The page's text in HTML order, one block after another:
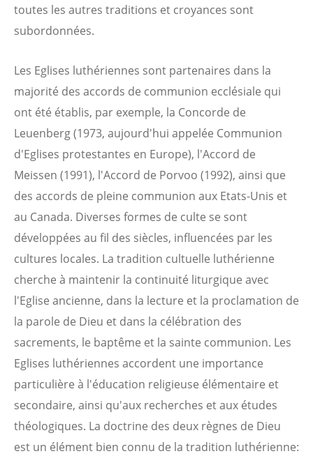
toutes les autres traditions et croyances sont
subordonnées.
Les Eglises luthériennes sont partenaires dans la
majorité des accords de communion ecclésiale qui
ont été établis, par exemple, la Concorde de
Leuenberg (1973, aujourd'hui appelée Communion
d'Eglises protestantes en Europe), l'Accord de
Meissen (1991), l'Accord de Porvoo (1992), ainsi que
des accords de pleine communion aux Etats-Unis et
au Canada. Diverses formes de culte se sont
développées au fil des siècles, influencées par les
cultures locales. La tradition cultuelle luthérienne
cherche à maintenir la continuité liturgique avec
l'Eglise ancienne, dans la lecture et la proclamation de
la parole de Dieu et dans la célébration des
sacrements, le baptême et la sainte communion. Les
Eglises luthériennes accordent une importance
particulière à l'éducation religieuse élémentaire et
secondaire, ainsi qu'aux recherches et aux études
théologiques. La doctrine des deux règnes de Dieu
est un élément bien connu de la tradition luthérienne: